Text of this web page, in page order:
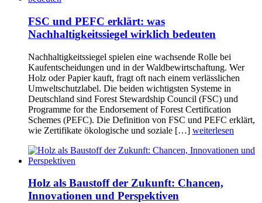
FSC und PEFC erklärt: was
Nachhaltigkeitssiegel wirklich bedeuten
Nachhaltigkeitssiegel spielen eine wachsende Rolle bei
Kaufentscheidungen und in der Waldbewirtschaftung. Wer
Holz oder Papier kauft, fragt oft nach einem verlässlichen
Umweltschutzlabel. Die beiden wichtigsten Systeme in
Deutschland sind Forest Stewardship Council (FSC) und
Programme for the Endorsement of Forest Certification
Schemes (PEFC). Die Definition von FSC und PEFC erklärt,
wie Zertifikate ökologische und soziale […] weiterlesen
Holz als Baustoff der Zukunft: Chancen,
Innovationen und Perspektiven